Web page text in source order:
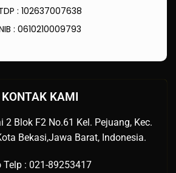
: 102637007638
: 0610210009793
KONTAK KAMI
2 Blok F2 No.61 Kel. Pejuang, Kec.
Bekasi,Jawa Barat, Indonesia.
Telp : 021-89253417